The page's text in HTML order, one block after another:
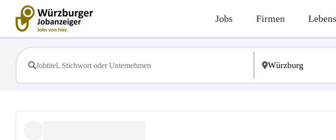
Jobs Firmen